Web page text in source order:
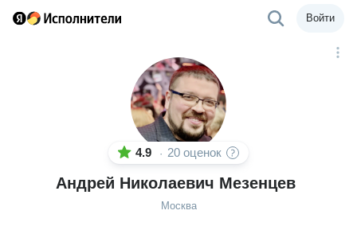
Войти
4.9 · 20 оценок
Андрей Николаевич Мезенцев
Москва